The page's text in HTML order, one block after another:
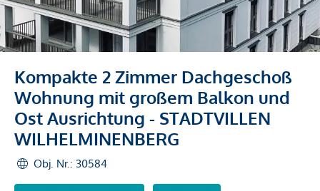
Kompakte 2 Zimmer Dachgeschoß
Wohnung mit großem Balkon und
Ost Ausrichtung - STADTVILLEN
WILHELMINENBERG
Obj. Nr.: 30584